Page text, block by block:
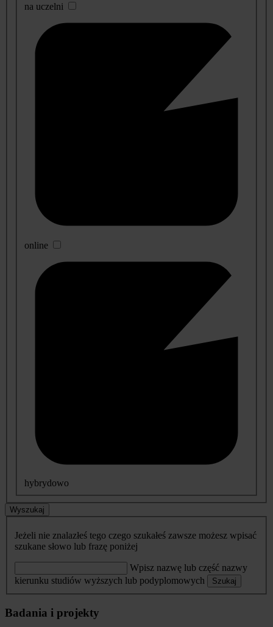
na uczelni
online
hybrydowo
Wyszukaj
Jeżeli nie znalazłeś tego czego szukałeś zawsze możesz wpisać
szukane słowo lub frazę poniżej
Wpisz nazwę lub część nazwy
kierunku studiów wyższych lub podyplomowych
Szukaj
Badania i projekty